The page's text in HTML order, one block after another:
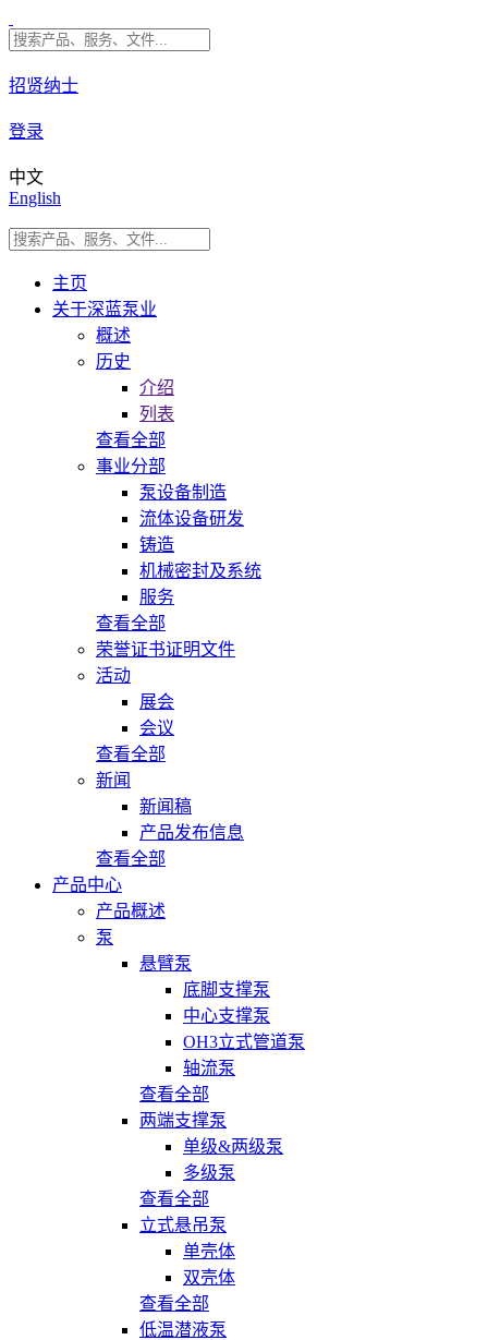
招贤纳士
登录
中文
English
主页
关于深蓝泵业
概述
历史
介绍
列表
查看全部
事业分部
泵设备制造
流体设备研发
铸造
机械密封及系统
服务
查看全部
荣誉证书证明文件
活动
展会
会议
查看全部
新闻
新闻稿
产品发布信息
查看全部
产品中心
产品概述
泵
悬臂泵
底脚支撑泵
中心支撑泵
OH3立式管道泵
轴流泵
查看全部
两端支撑泵
单级&两级泵
多级泵
查看全部
立式悬吊泵
单壳体
双壳体
查看全部
低温潜液泵